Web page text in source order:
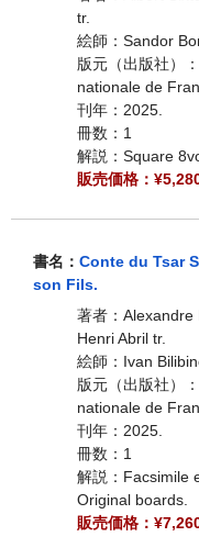
tr.
絵師：Sandor
版元（出版社）
nationale de
刊年：2025.
冊数：1
解説：Square
販売価格：
書名： Conte du Tsar
son Fils.
著者：Alexandre
Henri Abril tr.
絵師：Ivan
版元（出版社）
nationale de
刊年：2025.
冊数：1
解説：Facsimile
Original boards.
販売価格：